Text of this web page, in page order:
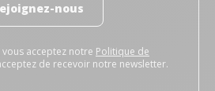
nous
vous acceptez notre Politique de
de recevoir notre newsletter.